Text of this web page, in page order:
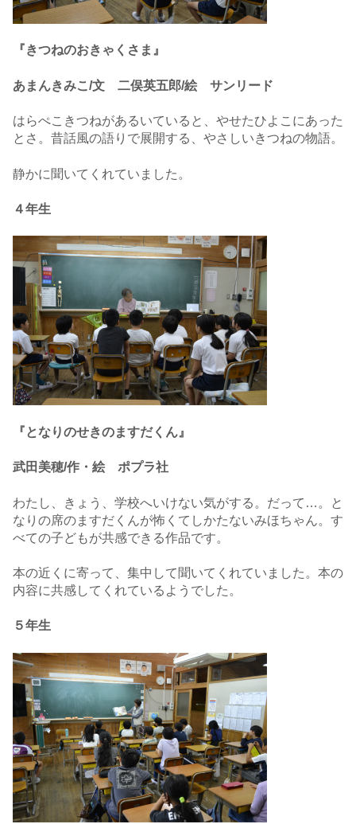
『きつねのおきゃくさま』
あまんきみこ/文 二俣英五郎/絵 サンリード
はらぺこきつねがあるいていると、やせたひよこにあった
とさ。昔話風の語りで展開する、やさしいきつねの物語。
静かに聞いてくれていました。
４年生
『となりのせきのますだくん』
武田美穂/作・絵 ポプラ社
わたし、きょう、学校へいけない気がする。だって…。と
なりの席のますだくんが怖くてしかたないみほちゃん。す
べての子どもが共感できる作品です。
本の近くに寄って、集中して聞いてくれていました。本の
内容に共感してくれているようでした。
５年生